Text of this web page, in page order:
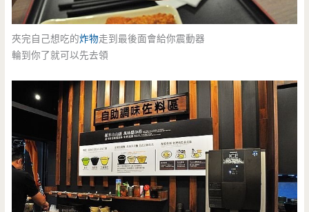
夾完自己想吃的炸物走到最後面會給你震動器
輪到你了就可以先去領